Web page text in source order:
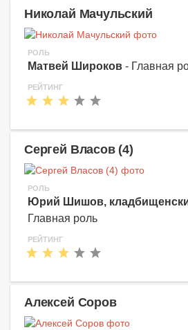
Николай Мачульский
РОЛЬ
Матвей Широков - Главная
РЕЙТИНГ
Сергей Власов (4)
РОЛЬ
Юрий Шишов,
Главная роль
РЕЙТИНГ
Алексей Соров